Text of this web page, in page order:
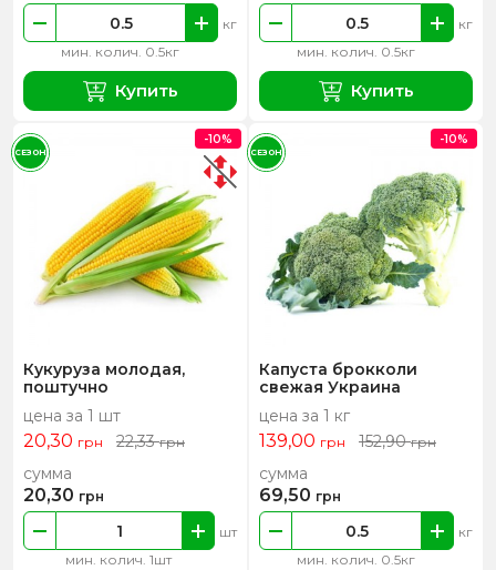
мин. колич. 0.5кг
кг
Купить
мин. колич. 0.5кг
кг
Купить
Кукуруза молодая,
поштучно
цена за 1 шт
20,30 грн 22,33грн
мин. колич. 1шт
шт
сумма
20,30 грн
-10%
СЕЗОН
Капуста брокколи
свежая Украина
цена за 1 кг
139,00 грн 152,90грн
мин. колич. 0.5кг
кг
сумма
69,50 грн
-10%
СЕЗОН